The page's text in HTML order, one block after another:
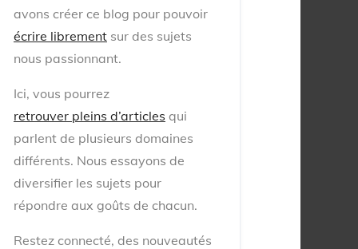
avons créer ce blog pour pouvoir
écrire librement sur des sujets
nous passionnant.
Ici, vous pourrez
retrouver pleins d’articles qui
parlent de plusieurs domaines
différents. Nous essayons de
diversifier les sujets pour
répondre aux goûts de chacun.
Restez connecté, des nouveautés